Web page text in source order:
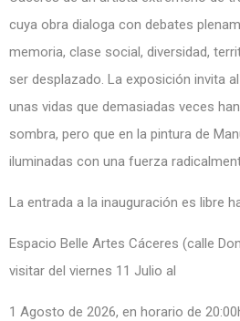
cuya obra dialoga con debates
memoria, clase social, diversidad,
ser desplazado. La exposición invita
unas vidas que demasiadas veces
sombra, pero que en la pintura de
iluminadas con una fuerza
La entrada a la inauguración es libre
Espacio Belle Artes Cáceres (calle
visitar del viernes 11 Julio al
1 Agosto de 2026, en horario de